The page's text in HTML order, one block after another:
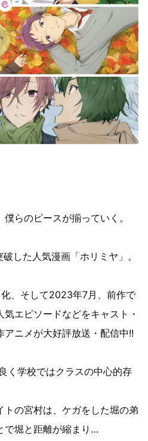
らのピースが揃っていく。
した人気漫画「ホリミヤ」。
、そして2023年7月、前作で
エピソードなどをキャスト・
アニメが大好評放送・配信中!!
く学校ではクラスの中心的存
トの宮村は、ケガをした堀の弟
で堀と距離が縮まり…